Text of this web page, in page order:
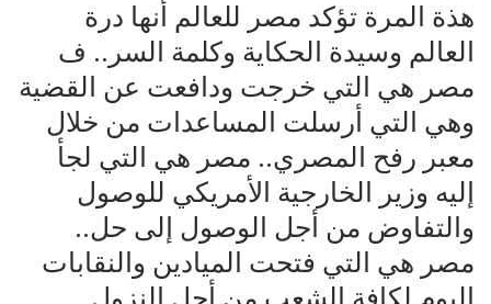
هذة المرة تؤكد مصر للعالم أنها درة
العالم وسيدة الحكاية وكلمة السر.. ف
مصر هي التي خرجت ودافعت عن القضية
وهي التي أرسلت المساعدات من خلال
معبر رفح المصري.. مصر هي التي لجأ
إليه وزير الخارجية الأمريكي للوصول
والتفاوض من أجل الوصول إلى حل..
مصر هي التي فتحت الميادين والنقابات